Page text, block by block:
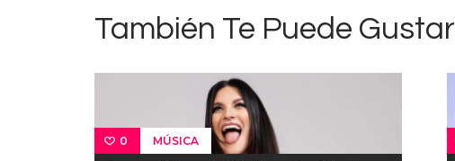
También Te Puede Gustar
0 MÚSICA